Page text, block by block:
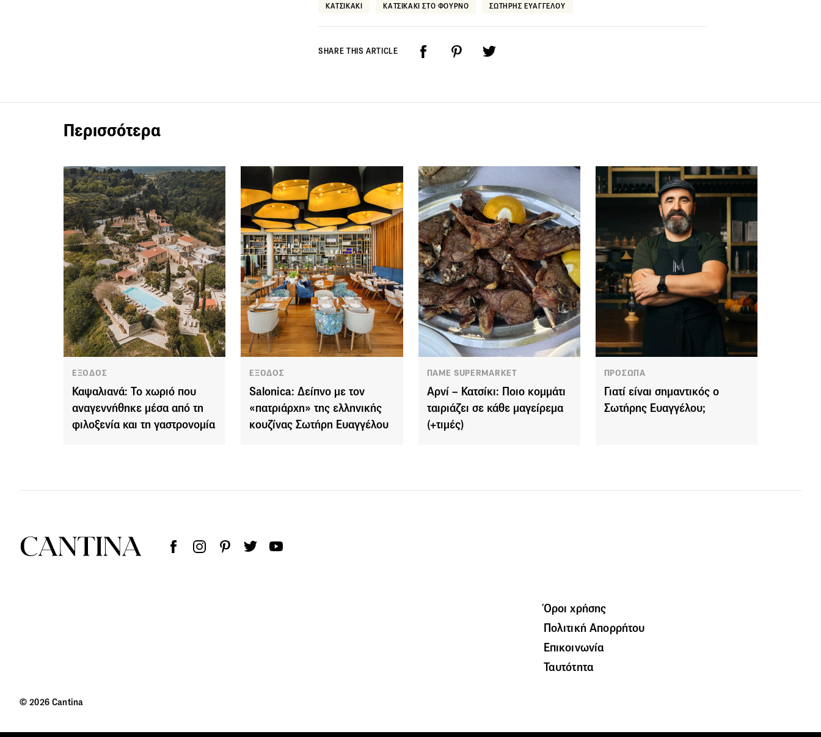
ΚΑΤΣΙΚΑΚΙ ΚΑΤΣΙΚΑΚΙ ΣΤΟ ΦΟΥΡΝΟ ΣΩΤΗΡΗΣ ΕΥΑΓΓΕΛΟΥ
SHARE THIS ARTICLE
Περισσότερα
ΕΞΟΔΟΣ
Καψαλιανά: Το χωριό που
αναγεννήθηκε μέσα από τη
φιλοξενία και τη γαστρονομία
ΕΞΟΔΟΣ
Salonica: Δείπνο με τον
«πατριάρχη» της ελληνικής
κουζίνας Σωτήρη Ευαγγέλου
ΠΑΜΕ SUPERMARKET
Αρνί – Κατσίκι: Ποιο κομμάτι
ταιριάζει σε κάθε μαγείρεμα
(+τιμές)
ΠΡΟΣΩΠΑ
Γιατί είναι σημαντικός ο
Σωτήρης Ευαγγέλου;
Όροι χρήσης
Πολιτική Απορρήτου
Επικοινωνία
Ταυτότητα
© 2026 Cantina